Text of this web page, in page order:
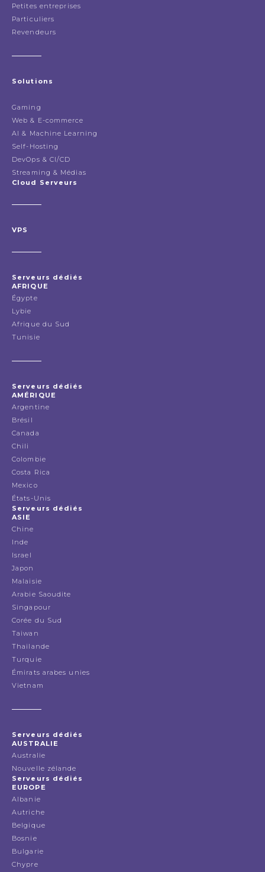
Petites entreprises
Particuliers
Revendeurs
Solutions
Gaming
Web & E-commerce
AI & Machine Learning
Self-Hosting
DevOps & CI/CD
Streaming & Médias
Cloud Serveurs
VPS
Serveurs dédiés
AFRIQUE
Égypte
Lybie
Afrique du Sud
Tunisie
Serveurs dédiés
AMÉRIQUE
Argentine
Brésil
Canada
Chili
Colombie
Costa Rica
Mexico
États-Unis
Serveurs dédiés
ASIE
Chine
Inde
Israel
Japon
Malaisie
Arabie Saoudite
Singapour
Corée du Sud
Taiwan
Thailande
Turquie
Émirats arabes unies
Vietnam
Serveurs dédiés
AUSTRALIE
Australie
Nouvelle zélande
Serveurs dédiés
EUROPE
Albanie
Autriche
Belgique
Bosnie
Bulgarie
Chypre